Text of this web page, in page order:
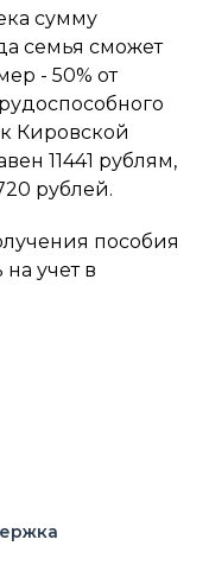
сумму
семья сможет
- 50% от
Кировской
11441 рублям,
рублей.
пособия
учет в